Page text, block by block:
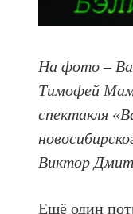
На фото –
Тимофей
спектакля
Виктор
Ещё один